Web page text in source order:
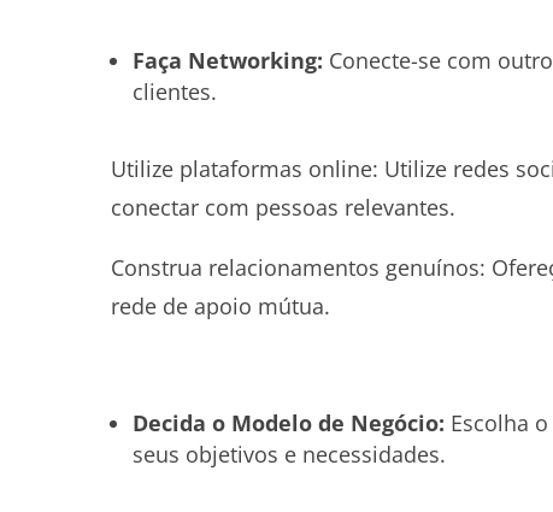
Faça Networking: Conecte-se com
clientes.
Utilize plataformas online: Utilize redes
conectar com pessoas relevantes.
Construa relacionamentos genuínos:
rede de apoio mútua.
Decida o Modelo de Negócio: Escolha
seus objetivos e necessidades.